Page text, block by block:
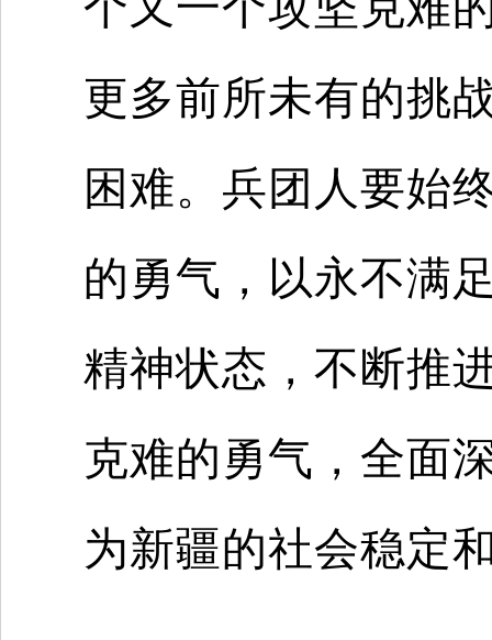
更多前所未有的挑
困难。兵团人要始
的勇气，以永不满
精神状态，不断推
克难的勇气，全面
为新疆的社会稳定